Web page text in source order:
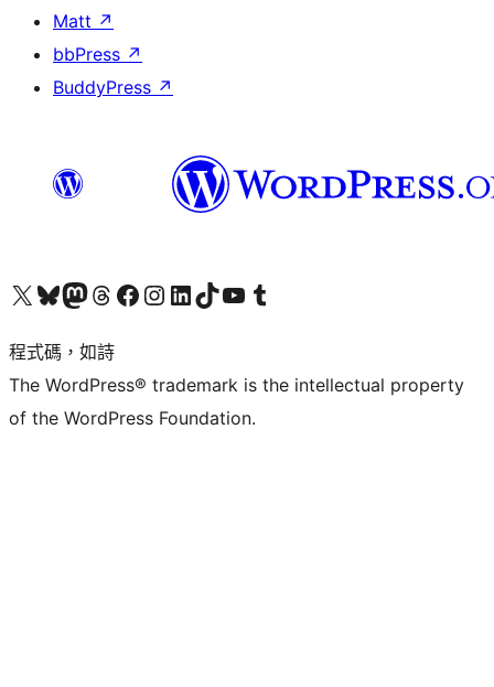
Matt ↗
bbPress ↗
BuddyPress ↗
查看我們的 X (之前的 Twitter) 帳號造訪我們的 Bluesky 帳號造訪我們的 Mastodon 帳號造訪我們的 Threads 帳號 造訪我們的 Facebook 粉絲專頁Visit our Instagram account
Visit our LinkedIn account
造訪我們的 TikTok 帳號Visit our YouTube channel
造訪我們的 Tumblr 帳號
程式碼，如詩
The WordPress® trademark is the intellectual property
of the WordPress Foundation.